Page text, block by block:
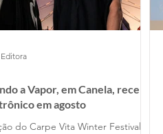
a Vapor, em Canela, recebe
em agosto
do Carpe Vita Winter Festival